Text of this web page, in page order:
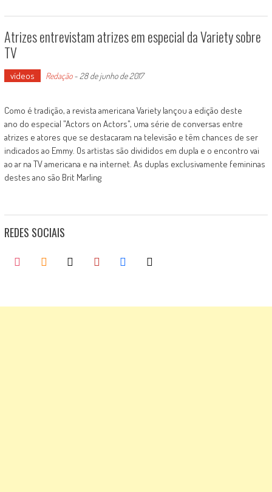
Atrizes entrevistam atrizes em especial da Variety sobre
TV
vídeos Redação- 28 de junho de 2017
Como é tradição, a revista americana Variety lançou a edição deste
ano do especial "Actors on Actors", uma série de conversas entre
atrizes e atores que se destacaram na televisão e têm chances de ser
indicados ao Emmy. Os artistas são divididos em dupla e o encontro vai
ao ar na TV americana e na internet. As duplas exclusivamente femininas
destes ano são Brit Marling
REDES SOCIAIS